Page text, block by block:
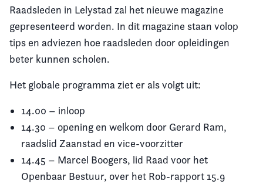
Raadsleden in Lelystad zal het nieuwe magazine
gepresenteerd worden. In dit magazine staan volop
tips en adviezen hoe raadsleden door opleidingen
beter kunnen scholen.
Het globale programma ziet er als volgt uit:
14.00 – inloop
14.30 – opening en welkom door Gerard Ram,
raadslid Zaanstad en vice-voorzitter
14.45 – Marcel Boogers, lid Raad voor het
Openbaar Bestuur, over het Rob-rapport 15.9